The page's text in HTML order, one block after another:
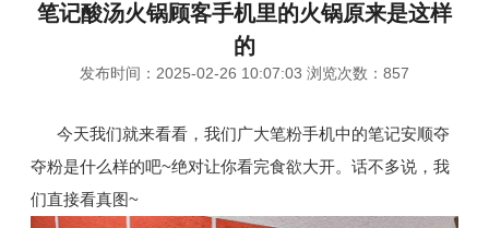
笔记酸汤火锅顾客手机里的火锅原来是这样
的
发布时间：2025-02-26 10:07:03 浏览次数： 857
今天我们就来看看，我们广大笔粉手机中的笔记安顺夺
夺粉是什么样的吧~绝对让你看完食欲大开。话不多说，我
们直接看真图~